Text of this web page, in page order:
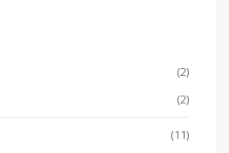
(2)
(2)
(11)